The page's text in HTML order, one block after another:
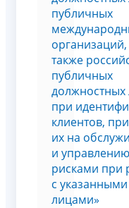
публичных
организаций,
также
публичных
должностных
при
клиентов,
их на
и управлению
рисками при
с указанными
лицами»